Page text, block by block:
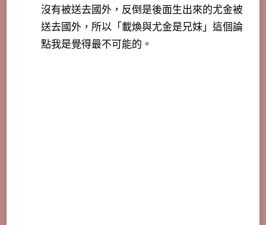
沒有被送去國外，反倒是後面生出來的尤金被
送去國外，所以「載煥與尤金是兄妹」這個論
點我是覺得最不可能的。